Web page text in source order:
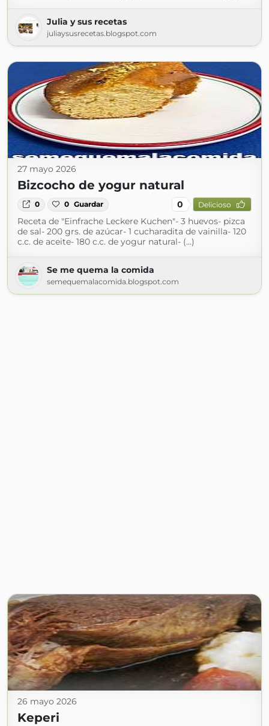
Julia y sus recetas
juliaysusrecetas.blogspot.com
27 mayo 2026
Bizcocho de yogur natural
0 0 Guardar 0 Delicioso
Receta de "Einfrache Leckere Kuchen"- 3 huevos- pizca
de sal- 200 grs. de azúcar- 1 cucharadita de vainilla- 120
c.c. de aceite- 180 c.c. de yogur natural- (...)
Se me quema la comida
semequemalacomida.blogspot.com
26 mayo 2026
Keperi